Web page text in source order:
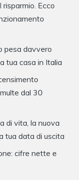
Ecco
pesa davvero
tua casa in Italia
dal 30
di vita, la nuova
tua data di uscita
cifre nette e